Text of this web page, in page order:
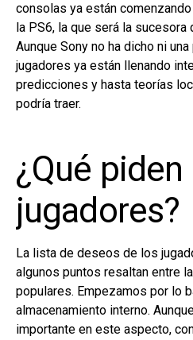
consolas ya están
la PS6, la que será la
Aunque Sony no ha dicho ni
jugadores ya están llenando
predicciones y hasta teorías
podría traer.
¿Qué piden
jugadores?
La lista de deseos de los
algunos puntos resaltan entre
populares. Empezamos por lo
almacenamiento interno.
importante en este aspecto,